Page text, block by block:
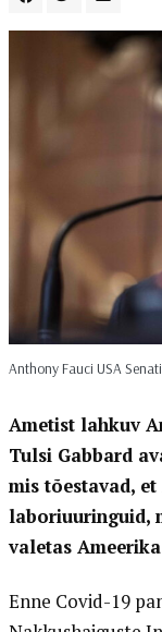
Anthony Fauci USA
Ametist lahkuv
Tulsi Gabbard
mis tõestavad,
laboriuuringuid,
valetas
Enne Covid-19